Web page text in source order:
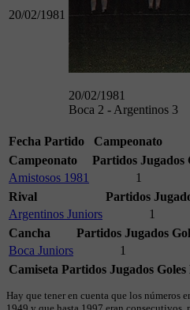
20/02/1981
20/02/1981
Boca 2 - Argentinos 3
Fecha Partido
Campeonato
Campeonato
Partidos Jugados
Amistosos 1981
1
Rival
Partidos
Argentinos Juniors
1
Cancha
Partidos Jugados
Boca Juniors
1
Camiseta Partidos Jugados
Hay que tener en cuenta que los números